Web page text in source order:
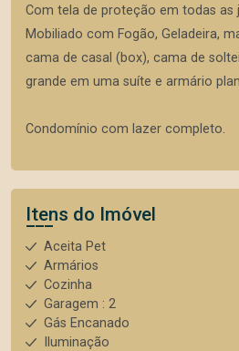
Com tela de proteção em todas as
Mobiliado com Fogão, Geladeira,
cama de casal (box), cama de
grande em uma suíte e armário
Condomínio com lazer completo.
Itens do Imóvel
Aceita Pet
Armários
Cozinha
Garagem : 2
Gás Encanado
Iluminação